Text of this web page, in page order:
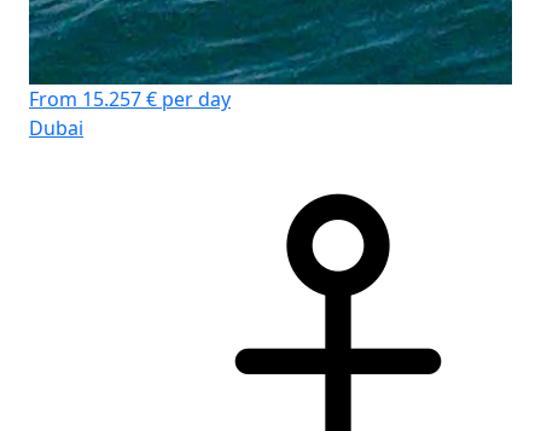
From 15.257 € per day
Dubai